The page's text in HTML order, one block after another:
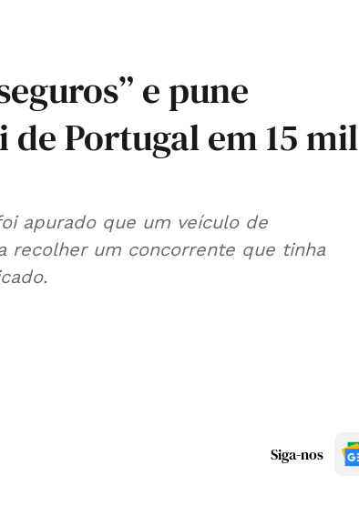
e pune
Portugal em 15 mil
apurado que um veículo de
recolher um concorrente que tinha
Siga-nos